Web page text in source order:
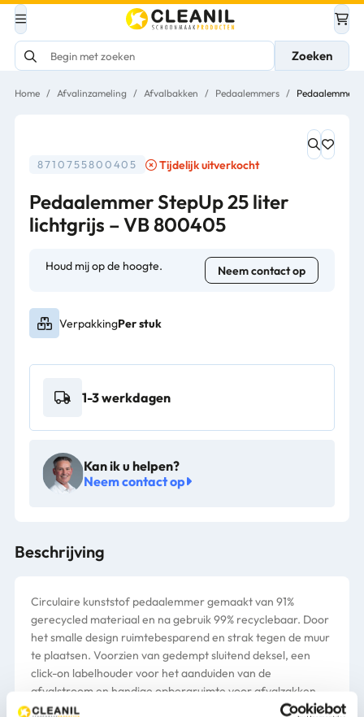
Zoeken
Home / Afvalinzameling / Afvalbakken / Pedaalemmers / Pedaalemmer
8710755800405 Tijdelijk uitverkocht
Pedaalemmer StepUp 25 liter
lichtgrijs – VB 800405
Houd mij op de hoogte. Neem contact op
VerpakkingPer stuk
1-3 werkdagen
Kan ik u helpen?
Neem contact op
Beschrijving
Circulaire kunststof pedaalemmer gemaakt van 91%
gerecycled materiaal en na gebruik 99% recyclebaar. Door
het smalle design ruimtebesparend en strak tegen de muur
te plaatsen. Voorzien van gedempt sluitend deksel, een
click-on labelhouder voor het aanduiden van de
afvalstroom en handige opbergruimte voor afvalzakken.
Deksel met brede rand waardoor de afvalzak uit het zicht